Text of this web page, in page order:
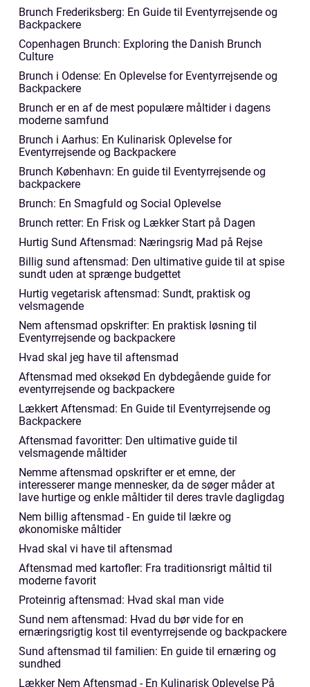
Brunch Frederiksberg: En Guide til Eventyrrejsende og
Backpackere
Copenhagen Brunch: Exploring the Danish Brunch
Culture
Brunch i Odense: En Oplevelse for Eventyrrejsende og
Backpackere
Brunch er en af de mest populære måltider i dagens
moderne samfund
Brunch i Aarhus: En Kulinarisk Oplevelse for
Eventyrrejsende og Backpackere
Brunch København: En guide til Eventyrrejsende og
backpackere
Brunch: En Smagfuld og Social Oplevelse
Brunch retter: En Frisk og Lækker Start på Dagen
Hurtig Sund Aftensmad: Næringsrig Mad på Rejse
Billig sund aftensmad: Den ultimative guide til at spise
sundt uden at sprænge budgettet
Hurtig vegetarisk aftensmad: Sundt, praktisk og
velsmagende
Nem aftensmad opskrifter: En praktisk løsning til
Eventyrrejsende og backpackere
Hvad skal jeg have til aftensmad
Aftensmad med oksekød En dybdegående guide for
eventyrrejsende og backpackere
Lækkert Aftensmad: En Guide til Eventyrrejsende og
Backpackere
Aftensmad favoritter: Den ultimative guide til
velsmagende måltider
Nemme aftensmad opskrifter er et emne, der
interesserer mange mennesker, da de søger måder at
lave hurtige og enkle måltider til deres travle dagligdag
Nem billig aftensmad - En guide til lækre og
økonomiske måltider
Hvad skal vi have til aftensmad
Aftensmad med kartofler: Fra traditionsrigt måltid til
moderne favorit
Proteinrig aftensmad: Hvad skal man vide
Sund nem aftensmad: Hvad du bør vide for en
ernæringsrigtig kost til eventyrrejsende og backpackere
Sund aftensmad til familien: En guide til ernæring og
sundhed
Lækker Nem Aftensmad - En Kulinarisk Oplevelse På